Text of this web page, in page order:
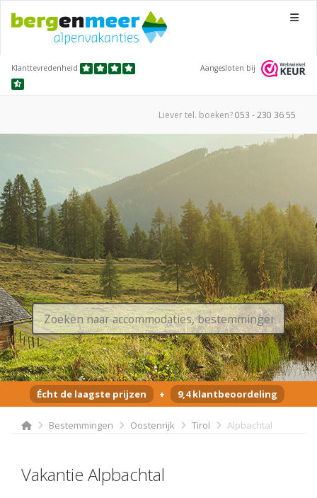
Menu
Klanttevredenheid Aangesloten bij
Liever tel. boeken?053 - 230 36 55
Écht de laagste prijzen + 9,4 klantbeoordeling
Bestemmingen Oostenrijk Tirol Alpbachtal
Vakantie Alpbachtal